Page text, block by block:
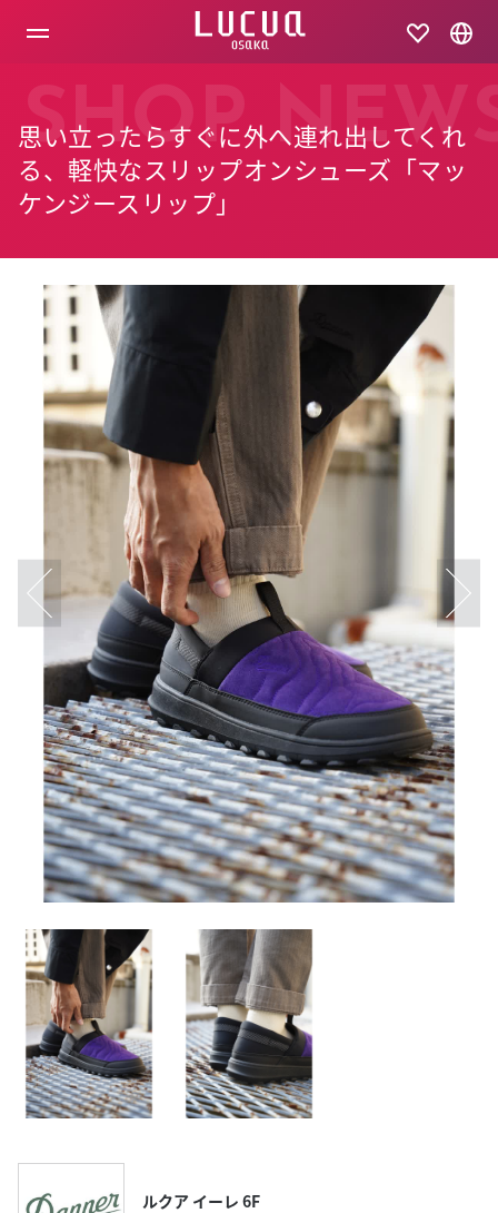
思い立ったらすぐに外へ連れ出してくれ
る、軽快なスリップオンシューズ「マッ
ケンジースリップ」
SHOP
ルクア イーレ 6F